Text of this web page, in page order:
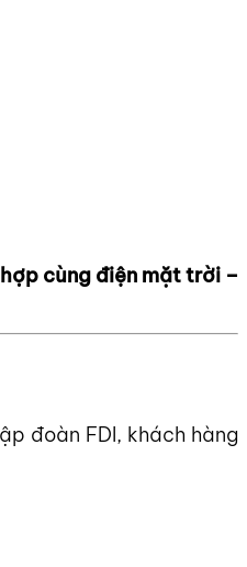
cùng điện mặt trời –
đoàn FDI, khách hàng